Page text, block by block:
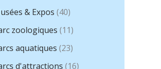
& Expos (40)
zoologiques (11)
aquatiques (23)
d'attractions (16)